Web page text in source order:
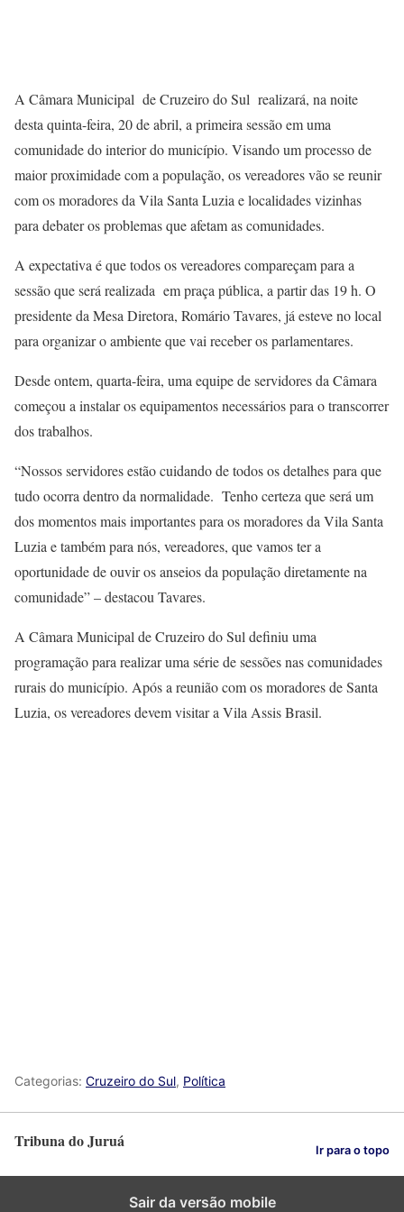
A Câmara Municipal de Cruzeiro do Sul realizará, na noite
desta quinta-feira, 20 de abril, a primeira sessão em uma
comunidade do interior do município. Visando um processo de
maior proximidade com a população, os vereadores vão se reunir
com os moradores da Vila Santa Luzia e localidades vizinhas
para debater os problemas que afetam as comunidades.
A expectativa é que todos os vereadores compareçam para a
sessão que será realizada em praça pública, a partir das 19 h. O
presidente da Mesa Diretora, Romário Tavares, já esteve no local
para organizar o ambiente que vai receber os parlamentares.
Desde ontem, quarta-feira, uma equipe de servidores da Câmara
começou a instalar os equipamentos necessários para o transcorrer
dos trabalhos.
“Nossos servidores estão cuidando de todos os detalhes para que
tudo ocorra dentro da normalidade. Tenho certeza que será um
dos momentos mais importantes para os moradores da Vila Santa
Luzia e também para nós, vereadores, que vamos ter a
oportunidade de ouvir os anseios da população diretamente na
comunidade” – destacou Tavares.
A Câmara Municipal de Cruzeiro do Sul definiu uma
programação para realizar uma série de sessões nas comunidades
rurais do município. Após a reunião com os moradores de Santa
Luzia, os vereadores devem visitar a Vila Assis Brasil.
Categorias: Cruzeiro do Sul, Política
Tribuna do Juruá Ir para o topo
Sair da versão mobile